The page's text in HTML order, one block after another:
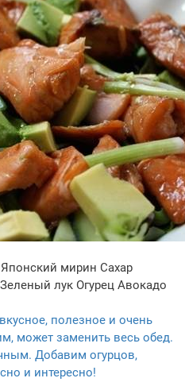
Японский мирин Сахар
Зеленый лук Огурец Авокадо
полезное и очень
может заменить весь обед.
Добавим огурцов,
и интересно!